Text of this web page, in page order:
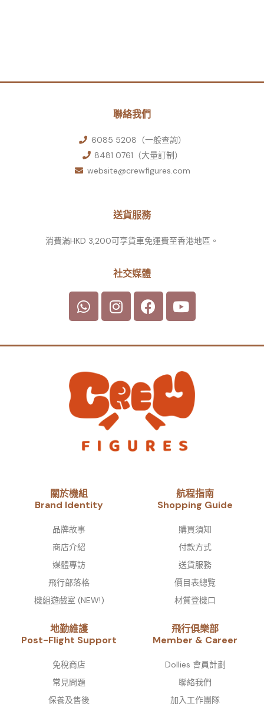
聯絡我們
6085 5208（一般查詢）
8481 0761（大量訂制）
website@crewfigures.com
送貨服務
消費滿HKD 3,200可享貨車免運費至香港地區。
社交媒體
關於機組
Brand Identity​
品牌故事​
商店介紹
媒體專訪
飛行部落格
機組遊戲室 (NEW!)
航程指南
Shopping Guide
購買須知
付款方式
送貨服務
價目表總覽
材質登機口
地勤維護
Post-Flight Support
免稅商店
常見問題
保養及售後
飛行俱樂部
Member & Career
Dollies 會員計劃
聯絡我們
加入工作團隊